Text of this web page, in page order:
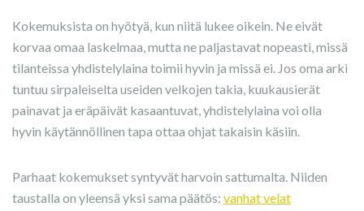
Kokemuksista on hyötyä, kun niitä lukee oikein. Ne eivät
korvaa omaa laskelmaa, mutta ne paljastavat nopeasti, missä
tilanteissa yhdistelylaina toimii hyvin ja missä ei. Jos oma arki
tuntuu sirpaleiselta useiden velkojen takia, kuukausierät
painavat ja eräpäivät kasaantuvat, yhdistelylaina voi olla
hyvin käytännöllinen tapa ottaa ohjat takaisin käsiin.
Parhaat kokemukset syntyvät harvoin sattumalta. Niiden
taustalla on yleensä yksi sama päätös: vanhat velat